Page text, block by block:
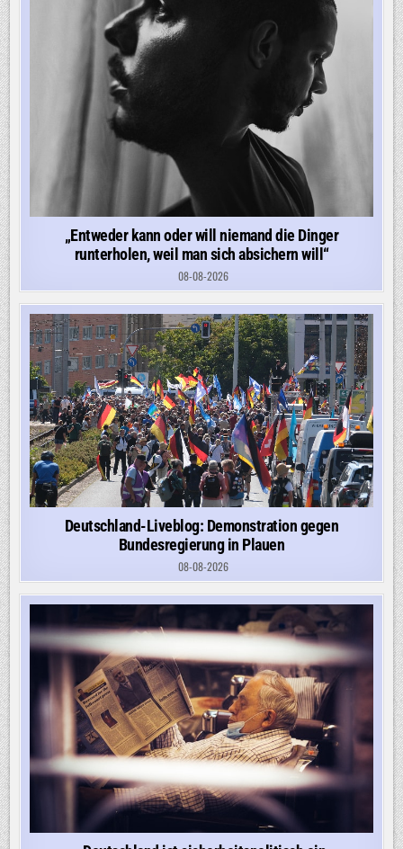
„Entweder kann oder will niemand die Dinger
runterholen, weil man sich absichern will“
08-08-2026
Deutschland-Liveblog: Demonstration gegen
Bundesregierung in Plauen
08-08-2026